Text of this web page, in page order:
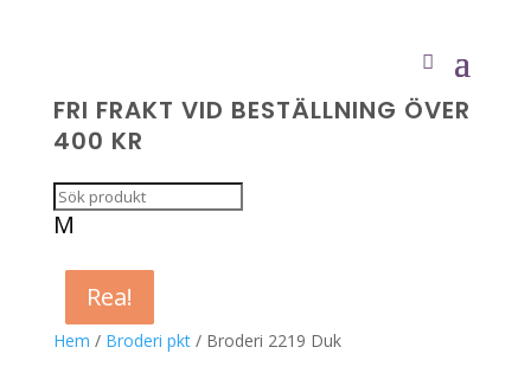
FRI FRAKT VID BESTÄLLNING ÖVER
400 KR
M
Hem / Broderi pkt/ Broderi 2219 Duk
Rea!
Rea!
Rea!
Rea!